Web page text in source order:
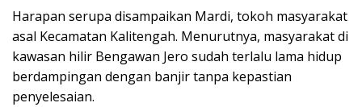
Harapan serupa disampaikan Mardi, tokoh masyarakat
asal Kecamatan Kalitengah. Menurutnya, masyarakat di
kawasan hilir Bengawan Jero sudah terlalu lama hidup
berdampingan dengan banjir tanpa kepastian
penyelesaian.